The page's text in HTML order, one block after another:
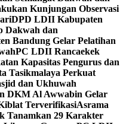
Kunjungan Observasi
DPD LDII Kabupaten
Dakwah dan
Bandung Gelar Pelatihan
PC LDII Rancaekek
Kapasitas Pengurus dan
Tasikmalaya Perkuat
dan Ukhuwah
DKM Al Awwabin Gelar
TerverifikasiAsrama
Tanamkan 29 Karakter